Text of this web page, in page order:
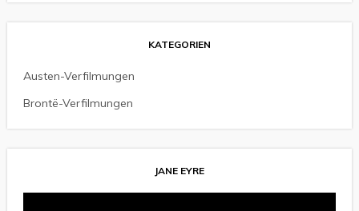
KATEGORIEN
Austen-Verfilmungen
Brontë-Verfilmungen
JANE EYRE